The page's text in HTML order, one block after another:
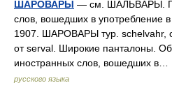
ШАРОВАРЫ — см. ШАЛЬВАРЫ.
слов, вошедших в употребление
1907. ШАРОВАРЫ тур. schelvahr,
от serval. Широкие панталоны.
иностранных слов, вошедших
русского языка